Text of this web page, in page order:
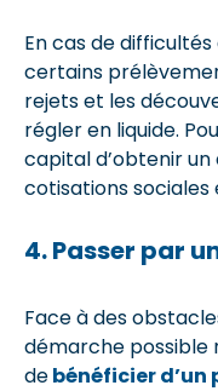
En cas de
certains
rejets et les
régler en liquide.
capital d’obtenir
cotisations sociales
4. Passer par
Face à des
démarche possible
debénéficier d’un